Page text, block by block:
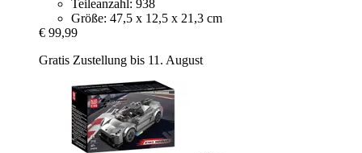
Teileanzahl: 938
Größe: 47,5 x 12,5 x 21,3 cm
€ 99,99
Gratis Zustellung bis 11. August